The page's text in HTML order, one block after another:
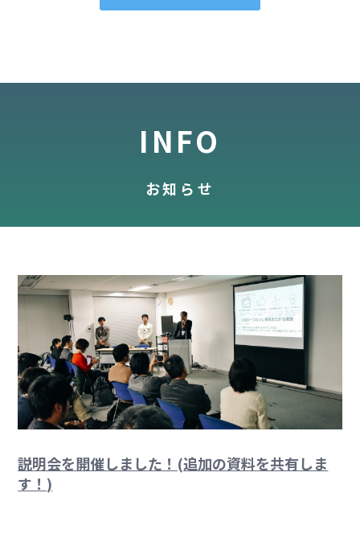
INFO
お知らせ
説明会を開催しました！(追加の資料を共有しま
す！)